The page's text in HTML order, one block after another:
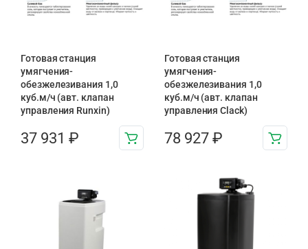
Готовая станция
умягчения-
обезжелезивания 1,0
куб.м/ч (авт. клапан
управления Runxin)
37 931 ₽
Готовая станция
умягчения-
обезжелезивания 1,0
куб.м/ч (авт. клапан
управления Clack)
78 927 ₽